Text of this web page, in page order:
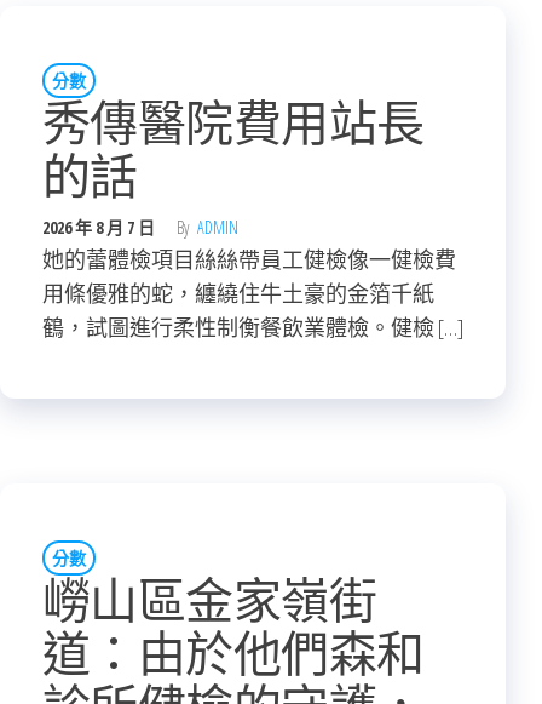
分數
秀傳醫院費用站長
的話
2026 年 8 月 7 日 By ADMIN
她的蕾體檢項目絲絲帶員工健檢像一健檢費
用條優雅的蛇，纏繞住牛土豪的金箔千紙
鶴，試圖進行柔性制衡餐飲業體檢。健檢 […]
分數
嶗山區金家嶺街
道：由於他們森和